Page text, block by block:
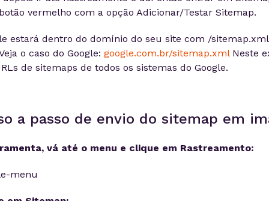
vermelho com a opção Adicionar/Testar Sitemap.
estará dentro do domínio do seu site com /
o caso do Google: google.com.br/sitemap.xmlNeste
de sitemaps de todos os sistemas do Google.
a passo de envio do sitemap em
vá até o menu e clique em Rastreamento: